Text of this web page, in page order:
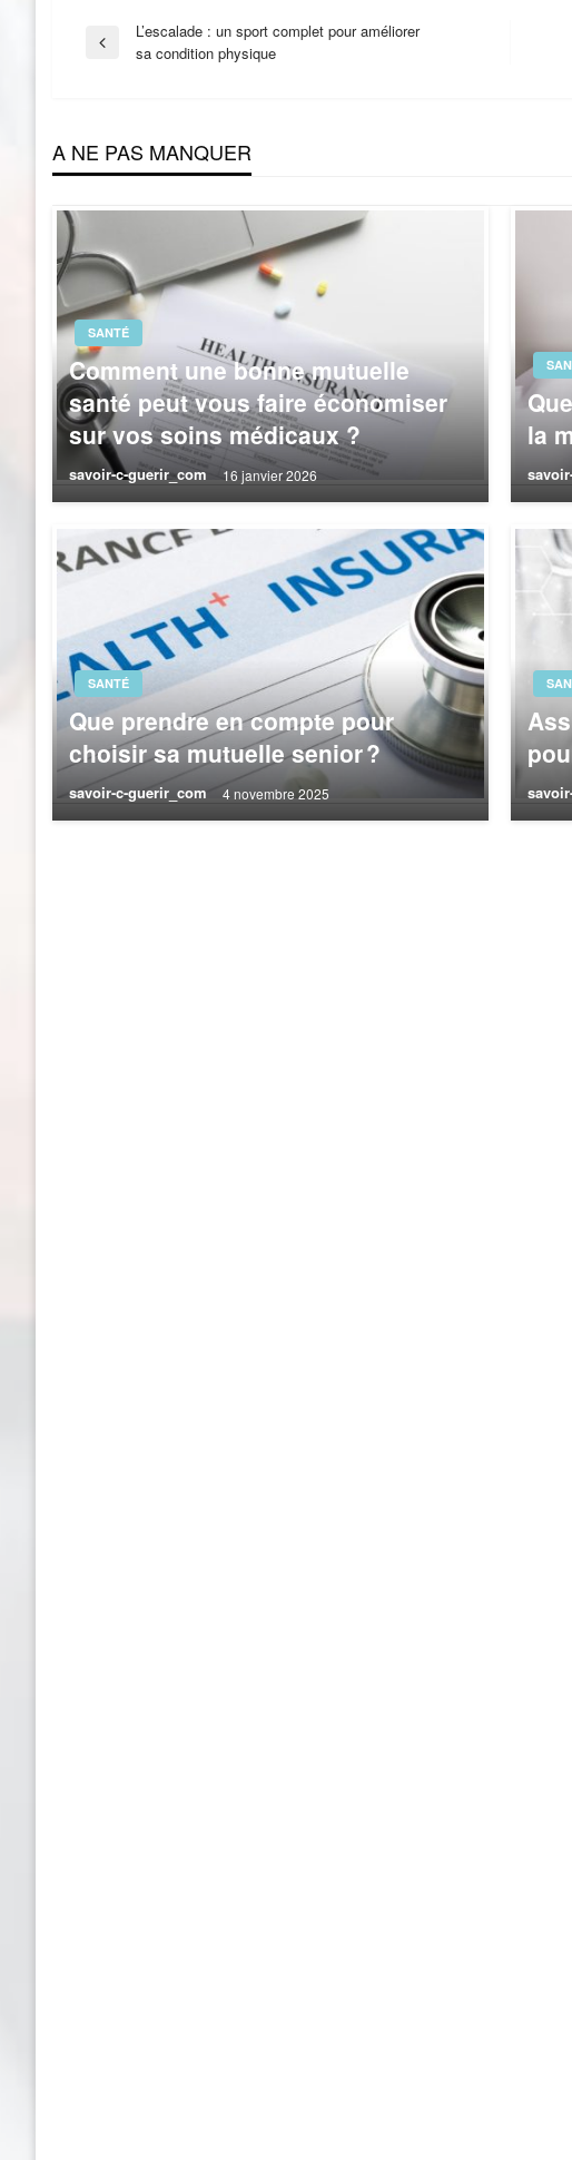
Navigation
l’article
Previous
L’escalade : un sport complet pour améliorer
sa condition physique
A NE PAS MANQUER
SANTÉ
Comment une bonne mutuelle
santé peut vous faire économiser
sur vos soins médicaux ?
savoir-c-guerir_com 16 janvier 2026
la
SANTÉ
Que prendre en compte pour
choisir sa mutuelle senior ?
savoir-c-guerir_com 4 novembre 2025